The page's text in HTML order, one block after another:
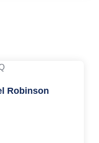
Robinson